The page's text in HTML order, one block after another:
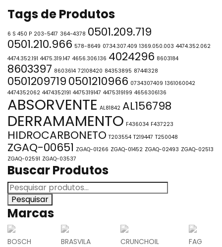
Tags de Produtos
6 S 450 P 203-5417 364-4378 0501.209.719
0501.210.966 578-8649 0734.307.409 1369.050.003 4474.352.062
4474.352.191 4475.319.147 4656.306.136 4024296 8603184
8603397 8603614 72108420 84353895 87441328
05012097190501210966 0734307409 1361060042
4474352062 4474352191 4475319147 4475319199 4656306136
ABSORVENTE AL81842 AL156798
DERRAMAMENTO F436034 F437223
HIDROCARBONETO T203554 T219447 T250048
ZGAQ-00651 ZGAQ-01266 ZGAQ-01452 ZGAQ-02493 ZGAQ-02513
ZGAQ-02591 ZGAQ-03537
Buscar Produtos
Pesquisar
Marcas
BOSCH BRASVILA CRUNCHOIL FAG